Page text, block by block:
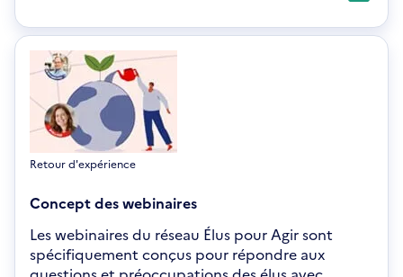
nouvelle
fenêtre
Retour d'expérience
Concept des webinaires
Les webinaires du réseau Élus pour Agir sont
spécifiquement conçus pour répondre aux